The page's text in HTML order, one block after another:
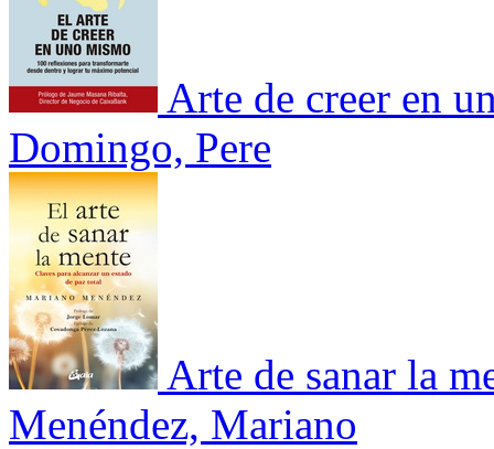
Arte de creer en
Domingo, Pere
Arte de sanar la
Menéndez, Mariano